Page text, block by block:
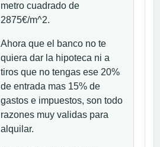
metro cuadrado de
2875€/m^2.
Ahora que el banco no te
quiera dar la hipoteca ni a
tiros que no tengas ese 20%
de entrada mas 15% de
gastos e impuestos, son todo
razones muy validas para
alquilar.